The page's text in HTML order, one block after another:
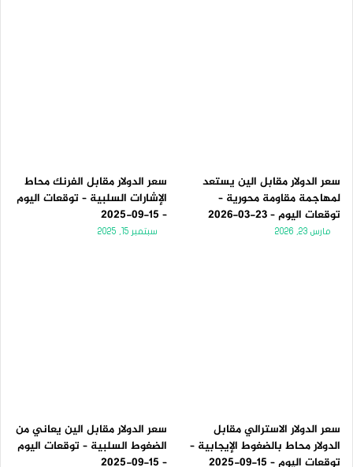
سعر الدولار مقابل الين يستعد
لمهاجمة مقاومة محورية –
توقعات اليوم – 23-03-2026
مارس 23, 2026
سعر الدولار مقابل الفرنك محاط
الإشارات السلبية – توقعات اليوم
– 15-09-2025
سبتمبر 15, 2025
سعر الدولار الاسترالي مقابل
الدولار محاط بالضغوط الإيجابية –
توقعات اليوم – 15-09-2025
سعر الدولار مقابل الين يعاني من
الضغوط السلبية – توقعات اليوم
– 15-09-2025